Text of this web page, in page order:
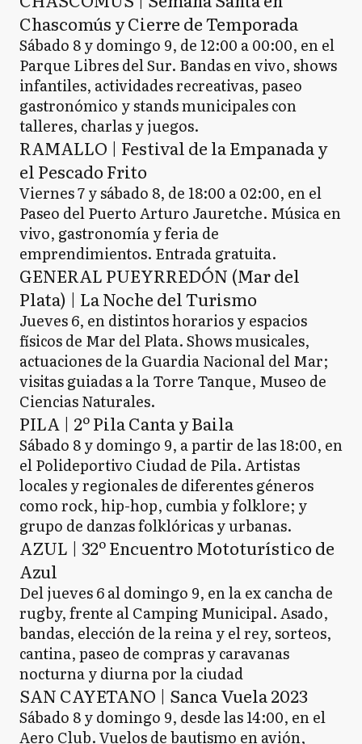
Chascomús y Cierre de Temporada
Sábado 8 y domingo 9, de 12:00 a 00:00, en el
Parque Libres del Sur. Bandas en vivo, shows
infantiles, actividades recreativas, paseo
gastronómico y stands municipales con
talleres, charlas y juegos.
RAMALLO | Festival de la Empanada y
el Pescado Frito
Viernes 7 y sábado 8, de 18:00 a 02:00, en el
Paseo del Puerto Arturo Jauretche. Música en
vivo, gastronomía y feria de
emprendimientos. Entrada gratuita.
GENERAL PUEYRREDÓN (Mar del
Plata) | La Noche del Turismo
Jueves 6, en distintos horarios y espacios
físicos de Mar del Plata. Shows musicales,
actuaciones de la Guardia Nacional del Mar;
visitas guiadas a la Torre Tanque, Museo de
Ciencias Naturales.
PILA | 2º Pila Canta y Baila
Sábado 8 y domingo 9, a partir de las 18:00, en
el Polideportivo Ciudad de Pila. Artistas
locales y regionales de diferentes géneros
como rock, hip-hop, cumbia y folklore; y
grupo de danzas folklóricas y urbanas.
AZUL | 32º Encuentro Mototurístico de
Azul
Del jueves 6 al domingo 9, en la ex cancha de
rugby, frente al Camping Municipal. Asado,
bandas, elección de la reina y el rey, sorteos,
cantina, paseo de compras y caravanas
nocturna y diurna por la ciudad
SAN CAYETANO | Sanca Vuela 2023
Sábado 8 y domingo 9, desde las 14:00, en el
Aero Club. Vuelos de bautismo en avión,